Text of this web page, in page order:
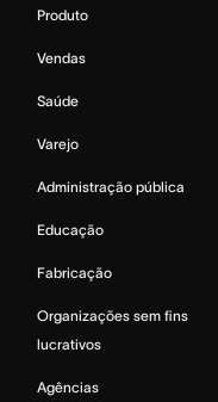
Produto
Vendas
Saúde
Varejo
Administração pública
Educação
Fabricação
Organizações sem fins
lucrativos
Agências